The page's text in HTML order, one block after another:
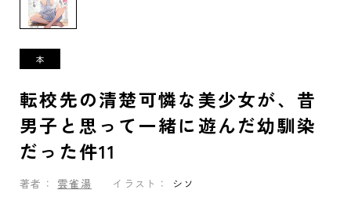
転校先の清楚可憐な美少女が、昔
男子と思って一緒に遊んだ幼馴染
だった件11
著者： 雲雀湯 イラスト： シソ